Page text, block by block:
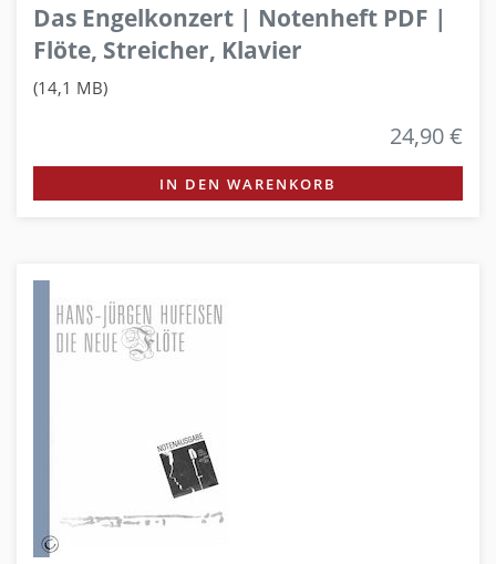
Das Engelkonzert | Notenheft PDF |
Flöte, Streicher, Klavier
(14,1 MB)
24,90 €
IN DEN WARENKORB